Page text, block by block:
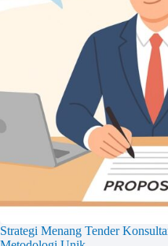
Strategi Menang Tender